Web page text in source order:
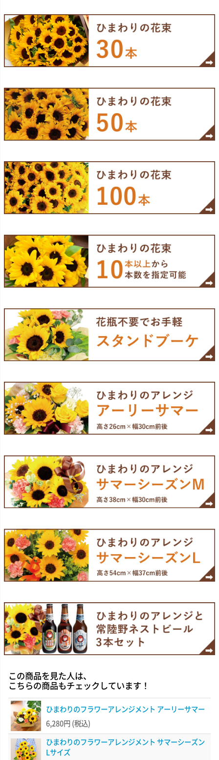
この商品を見た人は、
こちらの商品もチェックしています！
ひまわりのフラワーアレンジメント アーリーサマー
6,280円 (税込)
ひまわりのフラワーアレンジメント サマーシーズン
Lサイズ